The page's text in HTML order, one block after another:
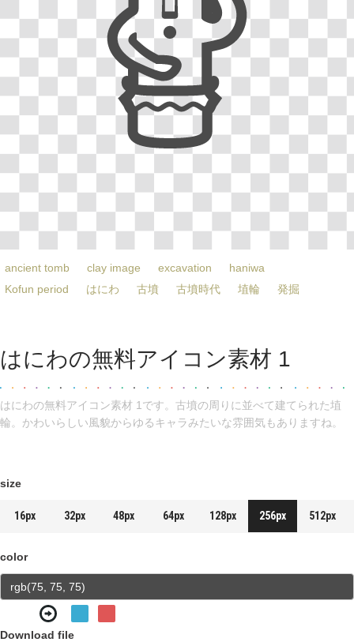
ancient tomb clay image excavation
haniwa
Kofun period
はにわ 古墳 古墳時代 埴輪 発掘
はにわの無料アイコン素材 1
はにわの無料アイコン素材 1です。古墳の周りに並べて建てられた埴
輪。かわいらしい風貌からゆるキャラみたいな雰囲気もありますね。
size
16px 32px 48px 64px 128px 256px 512px
color
Download file